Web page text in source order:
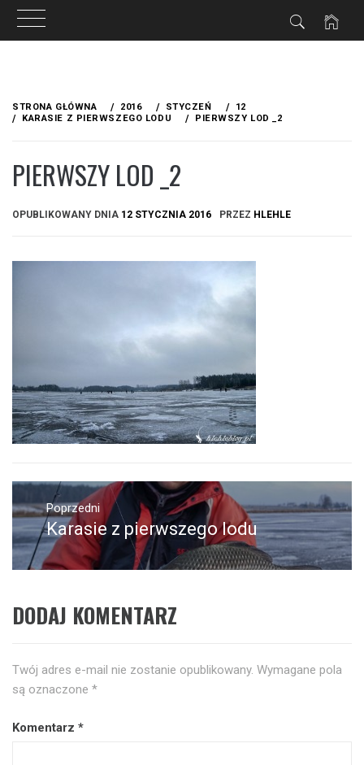
treści
STRONA GŁÓWNA 2016 STYCZEŃ
12
KARASIE Z PIERWSZEGO LODU
PIERWSZY LOD _2
PIERWSZY LOD _2
OPUBLIKOWANY DNIA 12 STYCZNIA 2016 PRZEZ HLEHLE
Nawigacja
wpisuPoprzedni
Poprzedni
wpis:
Karasie z pierwszego lodu
DODAJ KOMENTARZ
Twój adres e-mail nie zostanie opublikowany. Wymagane pola
są oznaczone *
Komentarz *